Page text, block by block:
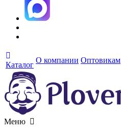
Каталог
О компании Оптовикам
Меню